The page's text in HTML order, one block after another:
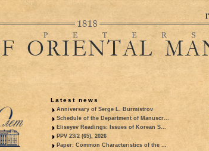
Latest news
Anniversary of Serge L. Burmistrov
Schedule of the Department of Manuscr...
Eliseyev Readings: Issues of Korean S...
PPV 23/2 (65), 2026
Paper: Common Characteristics of the ...